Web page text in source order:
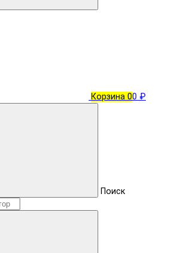
Корзина 00 ₽
Поиск